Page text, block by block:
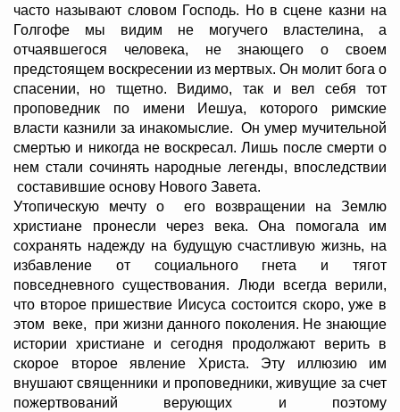
часто называют словом Господь. Но в сцене казни на
Голгофе мы видим не могучего властелина, а
отчаявшегося человека, не знающего о своем
предстоящем воскресении из мертвых. Он молит бога о
спасении, но тщетно. Видимо, так и вел себя тот
проповедник по имени Иешуа, которого римские
власти казнили за инакомыслие. Он умер мучительной
смертью и никогда не воскресал. Лишь после смерти о
нем стали сочинять народные легенды, впоследствии
составившие основу Нового Завета.
Утопическую мечту о его возвращении на Землю
христиане пронесли через века. Она помогала им
сохранять надежду на будущую счастливую жизнь, на
избавление от социального гнета и тягот
повседневного существования. Люди всегда верили,
что второе пришествие Иисуса состоится скоро, уже в
этом веке, при жизни данного поколения. Не знающие
истории христиане и сегодня продолжают верить в
скорое второе явление Христа. Эту иллюзию им
внушают священники и проповедники, живущие за счет
пожертвований верующих и поэтому